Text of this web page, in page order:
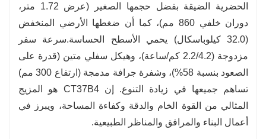
الحضرية الضيقة بفضل حجمها الصغير (عرض 1.72 متر،
دوران خلفي 860 مم)، كما أن ضغطها الأرضي المنخفض
(32.0 كيلوباسكال) يحمي الأسطح الحساسة.
سرعة سفر
مزدوجة (2.2/4.2 كم/ساعة)، وهيكل سفلي متين (قدرة على
الصعود بنسبة 58%)، وشفرة جرافة مدمجة (ارتفاع 300 مم)
تساهم جميعها في زيادة التنوع. إن CT37B4 هو المزيج
المثالي من القوة الخام والدقة وكفاءة المساحة، ويبرز في
أعمال البناء والمرافق والمناظر الطبيعية.